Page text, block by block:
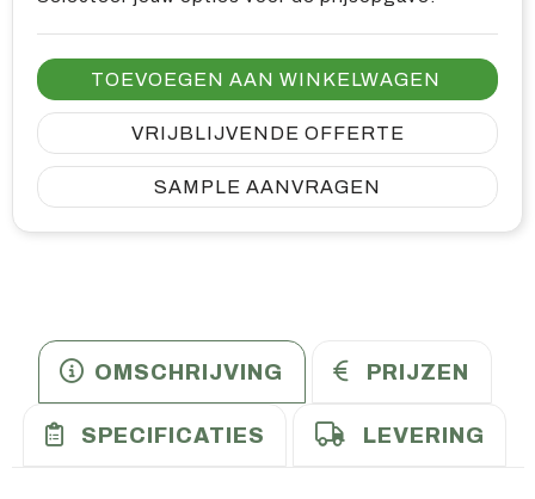
TOEVOEGEN AAN WINKELWAGEN
VRIJBLIJVENDE OFFERTE
SAMPLE AANVRAGEN
OMSCHRIJVING PRIJZEN
SPECIFICATIES LEVERING